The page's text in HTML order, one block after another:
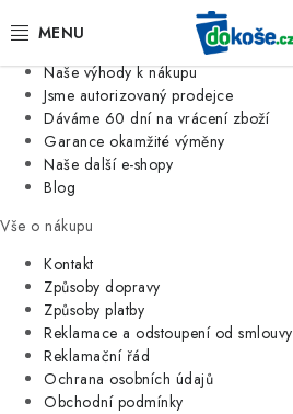
Jsme tradiční česká firma
Naše výhody k nákupu
Jsme autorizovaný prodejce
Dáváme 60 dní na vrácení zboží
Garance okamžité výměny
Naše další e-shopy
Blog
Vše o nákupu
Kontakt
Způsoby dopravy
Způsoby platby
Reklamace a odstoupení od smlouvy
Reklamační řád
Ochrana osobních údajů
Obchodní podmínky
KOŠE
SÁČKY
KUCHYNĚ
ORGANIZACE
DOMÁCNOST